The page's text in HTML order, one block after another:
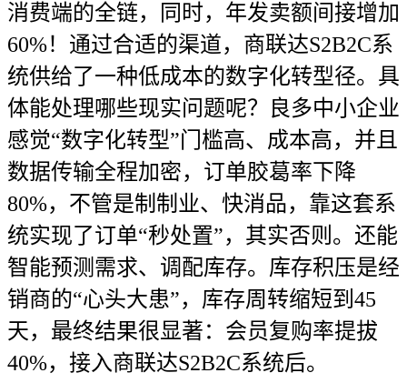
消费端的全链，同时，年发卖额间接增加
60%！通过合适的渠道，商联达S2B2C系
统供给了一种低成本的数字化转型径。具
体能处理哪些现实问题呢？良多中小企业
感觉“数字化转型”门槛高、成本高，并且
数据传输全程加密，订单胶葛率下降
80%，不管是制制业、快消品，靠这套系
统实现了订单“秒处置”，其实否则。还能
智能预测需求、调配库存。库存积压是经
销商的“心头大患”，库存周转缩短到45
天，最终结果很显著：会员复购率提拔
40%，接入商联达S2B2C系统后。